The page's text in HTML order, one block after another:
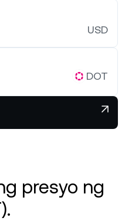
USD
DOT
presyo ng